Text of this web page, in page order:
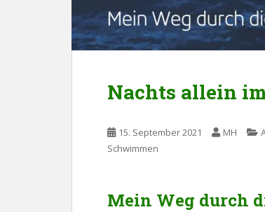
Nachts allein
15. September 2021 MH
Schwimmen
Mein Weg durch